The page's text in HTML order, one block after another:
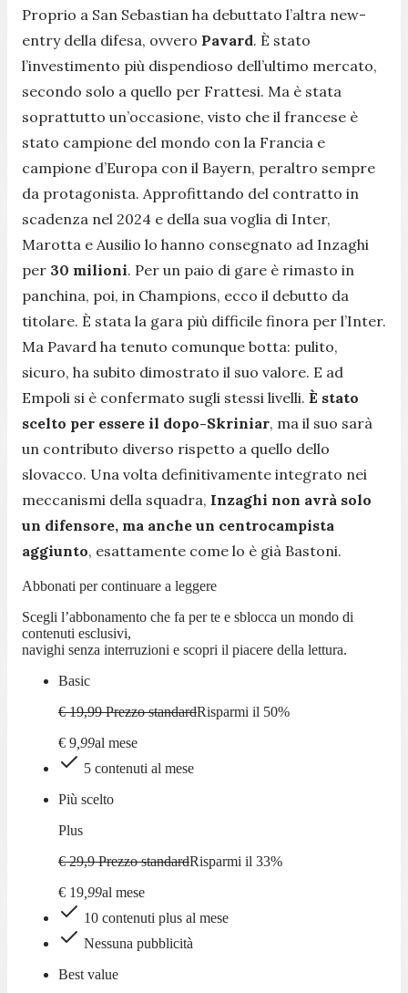
Proprio a San Sebastian ha debuttato l’altra new-
entry della difesa, ovvero Pavard. È stato
l’investimento più dispendioso dell’ultimo mercato,
secondo solo a quello per Frattesi. Ma è stata
soprattutto un’occasione, visto che il francese è
stato campione del mondo con la Francia e
campione d’Europa con il Bayern, peraltro sempre
da protagonista. Approfittando del contratto in
scadenza nel 2024 e della sua voglia di Inter,
Marotta e Ausilio lo hanno consegnato ad Inzaghi
per 30 milioni. Per un paio di gare è rimasto in
panchina, poi, in Champions, ecco il debutto da
titolare. È stata la gara più difficile finora per l’Inter.
Ma Pavard ha tenuto comunque botta: pulito,
sicuro, ha subito dimostrato il suo valore. E ad
Empoli si è confermato sugli stessi livelli. È stato
scelto per essere il dopo-Skriniar, ma il suo sarà
un contributo diverso rispetto a quello dello
slovacco. Una volta definitivamente integrato nei
meccanismi della squadra, Inzaghi non avrà solo
un difensore, ma anche un centrocampista
aggiunto, esattamente come lo è già Bastoni.
Abbonati per continuare a leggere
Scegli l’abbonamento che fa per te e sblocca un mondo di
contenuti esclusivi,
navighi senza interruzioni e scopri il piacere della lettura.
Basic
€ 19,99 Prezzo standardRisparmi il 50%
€ 9,99al mese
5 contenuti al mese
Più scelto
Plus
€ 29,9 Prezzo standardRisparmi il 33%
€ 19,99al mese
10 contenuti plus al mese
Nessuna pubblicità
Best value